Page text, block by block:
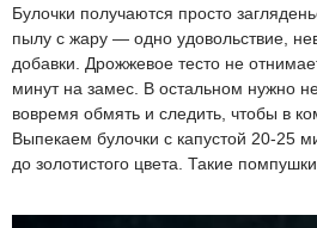
Булочки получаются просто
пылу с жару — одно удовольствие,
добавки. Дрожжевое тесто не
минут на замес. В остальном нужно
вовремя обмять и следить, чтобы в
Выпекаем булочки с капустой 20-25
до золотистого цвета. Такие